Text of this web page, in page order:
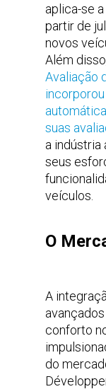
aplica-se
partir de
novos
Além
Avaliação
suas
a indústria
seus
veículos.
O
A
conforto
do